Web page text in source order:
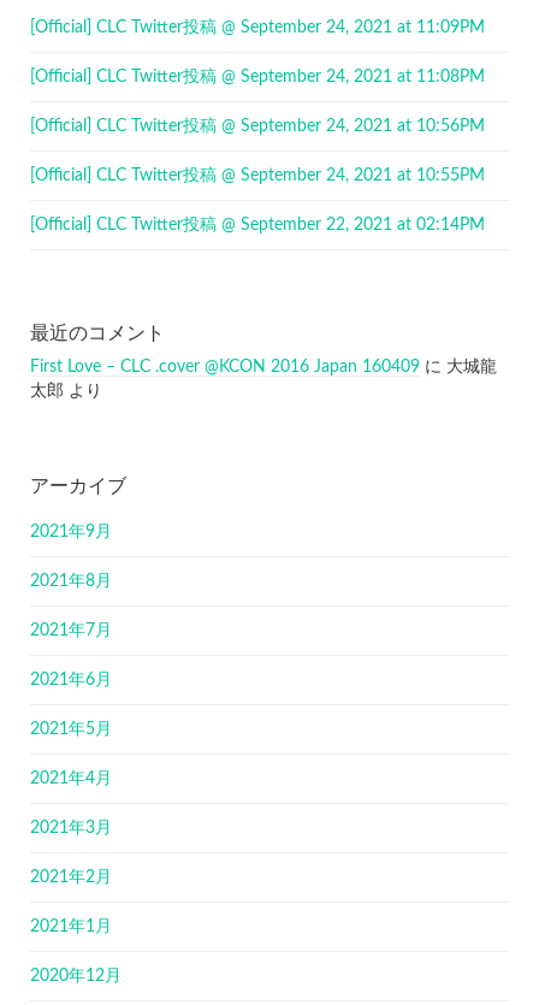
[Official] CLC Twitter投稿 @ September 24, 2021 at 11:09PM
[Official] CLC Twitter投稿 @ September 24, 2021 at 11:08PM
[Official] CLC Twitter投稿 @ September 24, 2021 at 10:56PM
[Official] CLC Twitter投稿 @ September 24, 2021 at 10:55PM
[Official] CLC Twitter投稿 @ September 22, 2021 at 02:14PM
最近のコメント
First Love – CLC .cover @KCON 2016 Japan 160409 に 大城龍
太郎 より
アーカイブ
2021年9月
2021年8月
2021年7月
2021年6月
2021年5月
2021年4月
2021年3月
2021年2月
2021年1月
2020年12月